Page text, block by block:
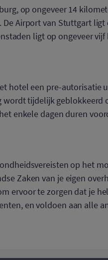
op ongeveer 14
De Airport van Stuttgart
ligt op ongeveer
hotel een pre-autorisatie
wordt tijdelijk
enkele dagen duren
op het
Zaken van je eigen
ervoor te zorgen dat je
en voldoen aan alle